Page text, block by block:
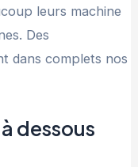
leurs machine
Des
dans complets nos
dessous